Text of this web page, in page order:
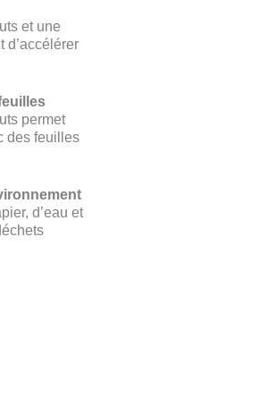
et une
d’accélérer
permet
des feuilles
d’eau et